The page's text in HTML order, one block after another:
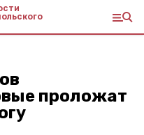
проложат